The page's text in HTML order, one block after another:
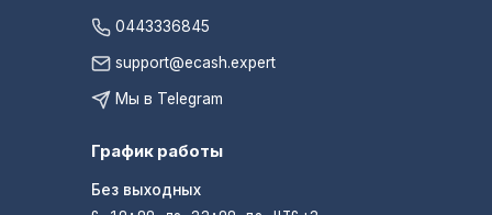
0443336845
support@ecash.expert
Мы в Telegram
График работы
Без выходных